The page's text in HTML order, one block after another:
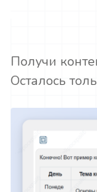
Получи
Осталось